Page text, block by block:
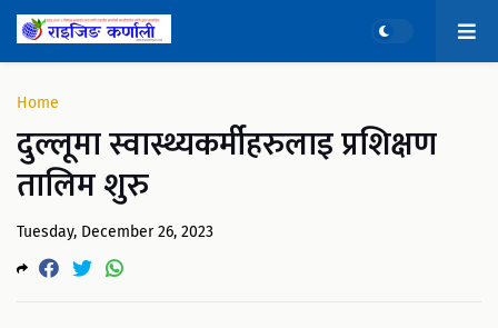
Home
दुल्लूमा स्वास्थ्यकर्मीहरुलाइ प्रशिक्षण
तालिम शुरु
Tuesday, December 26, 2023